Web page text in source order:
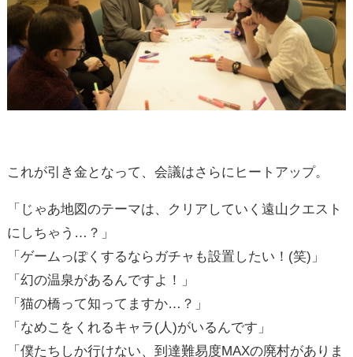
これが引き金となって、会議はさらにヒートアップ。
「じゃあ地図のテーマは、クリアしていく遠山クエスト
にしちゃう…？」
「ゲームっぽくするならガチャも設置したい！(笑)」
「幻の温泉があるんですよ！」
「猫の橋って知ってますか…？」
「なめこをくれるキャラ(人)がいるんです」
「僕たちしか行けない、到達難易度MAXの廃村がありま